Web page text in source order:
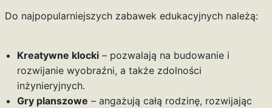
Do najpopularniejszych zabawek edukacyjnych należą:
Kreatywne klocki– pozwalają na budowanie i
rozwijanie wyobraźni, a także zdolności
inżynieryjnych.
Gry planszowe – angażują całą rodzinę, rozwijając